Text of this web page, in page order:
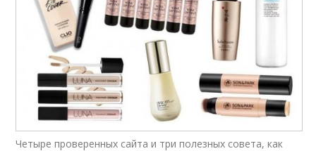
Четыре проверенных сайта и три полезных совета, как